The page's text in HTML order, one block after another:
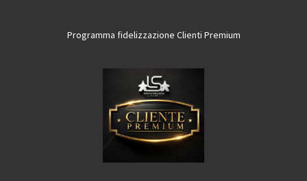
Programma fidelizzazione Clienti Premium